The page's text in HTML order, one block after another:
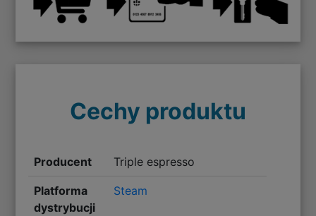
Cechy produktu
Producent Triple espresso
Platforma
dystrybucji
Steam